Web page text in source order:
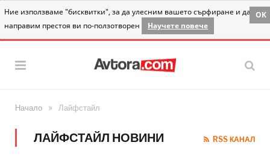
Ние използваме "бисквитки", за да улесним вашето сърфиране и да
направим престоя ви по-ползотворен
Научете повече
OK
Начало » Лайфстайл
ЛАЙФСТАЙЛ НОВИНИ RSS КАНАЛ